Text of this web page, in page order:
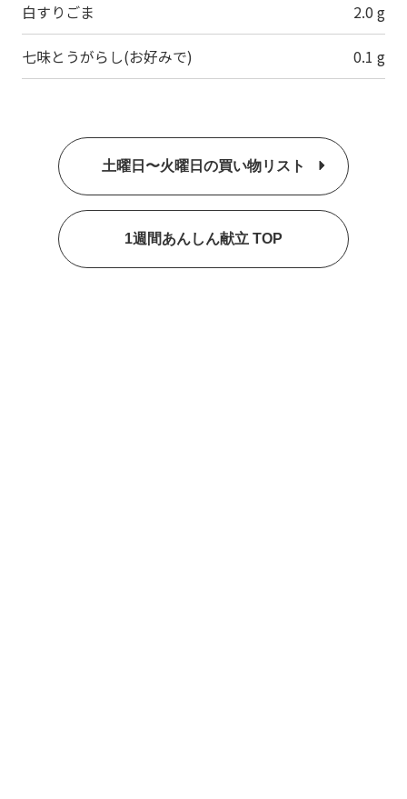
白すりごま 2.0 g
七味とうがらし(お好みで) 0.1 g
土曜日〜火曜日の買い物リスト
1週間あんしん献立 TOP